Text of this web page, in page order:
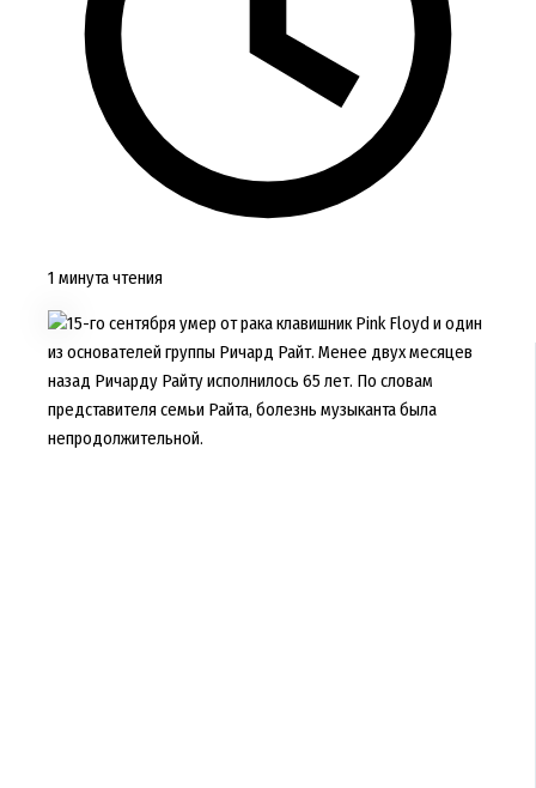
1 минута чтения
15-го сентября умер от рака клавишник Pink Floyd и один
из основателей группы Ричард Райт. Менее двух месяцев
назад Ричарду Райту исполнилось 65 лет. По словам
представителя семьи Райта, болезнь музыканта была
непродолжительной.